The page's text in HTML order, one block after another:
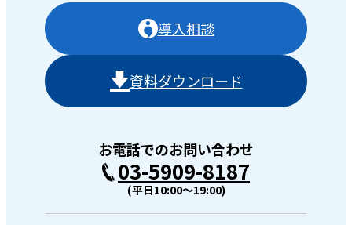
導入相談
資料ダウンロード
お電話でのお問い合わせ
03-5909-8187
(平日10:00〜19:00)